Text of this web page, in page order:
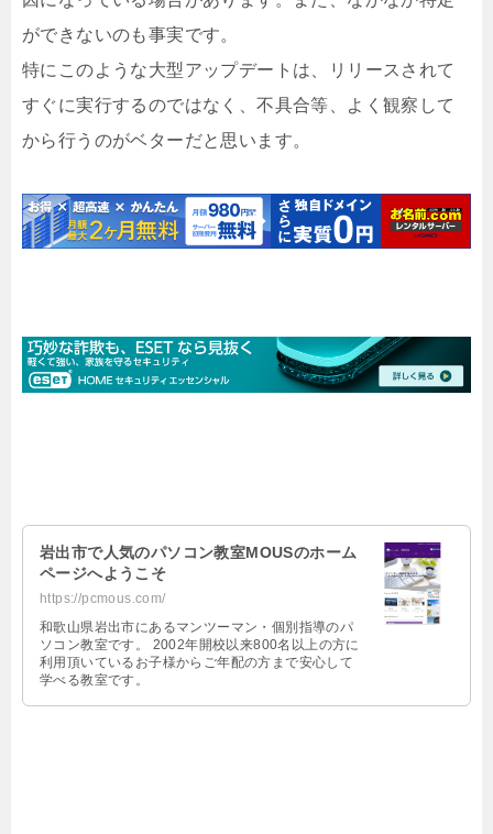
ができないのも事実です。
特にこのような大型アップデートは、リリースされて
すぐに実行するのではなく、不具合等、よく観察して
から行うのがベターだと思います。
岩出市で人気のパソコン教室MOUSのホーム
ページへようこそ
https://pcmous.com/
和歌山県岩出市にあるマンツーマン・個別指導のパ
ソコン教室です。 2002年開校以来800名以上の方に
利用頂いているお子様からご年配の方まで安心して
学べる教室です。